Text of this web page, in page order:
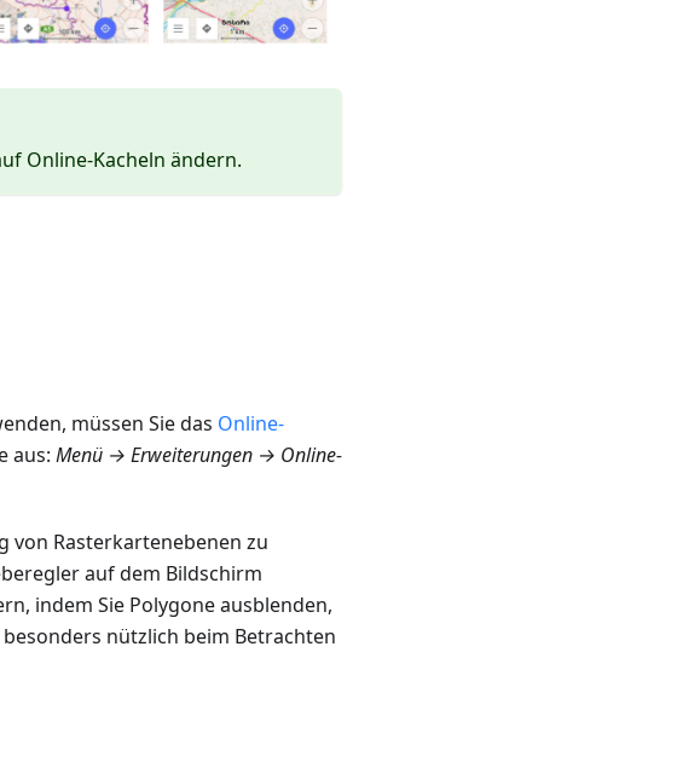
Online-Kacheln ändern.
müssen Sie das Online-
aus: Menü → Erweiterungen → Online-
von Rasterkartenebenen zu
auf dem Bildschirm
indem Sie Polygone ausblenden,
nützlich beim Betrachten